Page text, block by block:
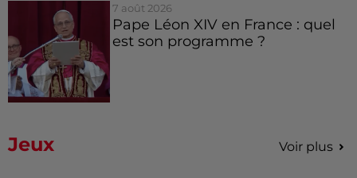
7 août 2026
Pape Léon XIV en France : quel
est son programme ?
Jeux Voir plus